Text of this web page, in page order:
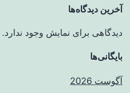
آخرین دیدگاه‌ها
دیدگاهی برای نمایش وجود ندارد.
بایگانی‌ها
آگوست 2026